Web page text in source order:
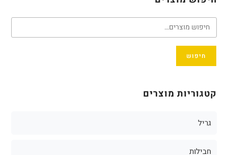
חיפוש
קטגוריות מוצרים
גריל
חבילות